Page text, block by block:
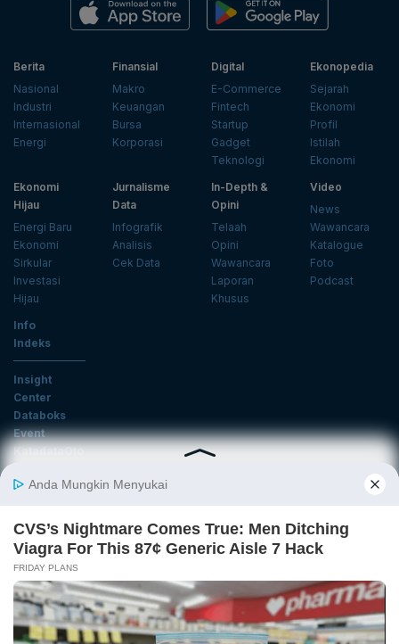
Berita
Nasional
Industri
Internasional
Energi
Finansial
Makro
Keuangan
Bursa
Korporasi
Digital
E-Commerce
Fintech
Startup
Gadget
Teknologi
Ekonopedia
Sejarah
Ekonomi
Profil
Istilah
Ekonomi
Ekonomi
Hijau
Energi Baru
Ekonomi
Sirkular
Investasi
Hijau
Jurnalisme
Data
Infografik
Analisis
Cek Data
In-Depth &
Opini
Telaah
Opini
Wawancara
Laporan
Khusus
Video
News
Wawancara
Katalogue
Foto
Podcast
Info
Indeks
Insight
Center
Databoks
Event
KatadataOto
Email
Daftar